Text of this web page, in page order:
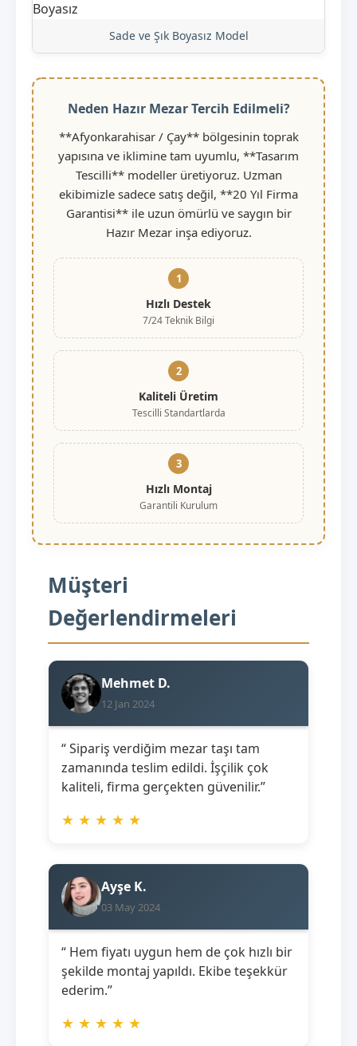
Sade ve Şık Boyasız Model
Neden Hazır Mezar Tercih Edilmeli?
**Afyonkarahisar / Çay** bölgesinin toprak
yapısına ve iklimine tam uyumlu, **Tasarım
Tescilli** modeller üretiyoruz. Uzman
ekibimizle sadece satış değil, **20 Yıl Firma
Garantisi** ile uzun ömürlü ve saygın bir
Hazır Mezar inşa ediyoruz.
1
Hızlı Destek
7/24 Teknik Bilgi
2
Kaliteli Üretim
Tescilli Standartlarda
3
Hızlı Montaj
Garantili Kurulum
Müşteri
Değerlendirmeleri
Mehmet D.
12 Jan 2024
“ Sipariş verdiğim mezar taşı tam
zamanında teslim edildi. İşçilik çok
kaliteli, firma gerçekten güvenilir.”
★ ★ ★ ★ ★
Ayşe K.
03 May 2024
“ Hem fiyatı uygun hem de çok hızlı bir
şekilde montaj yapıldı. Ekibe teşekkür
ederim.”
★ ★ ★ ★ ★